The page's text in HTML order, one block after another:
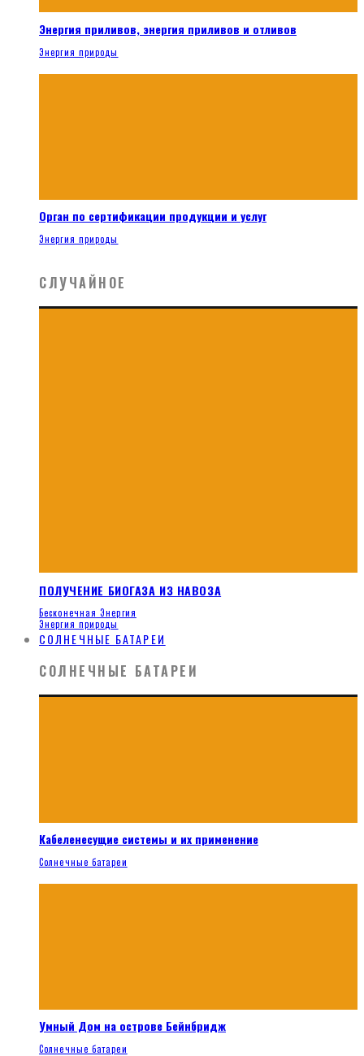
Энергия приливов, энергия приливов и отливов
Энергия природы
Орган по сертификации продукции и услуг
Энергия природы
СЛУЧАЙНОЕ
ПОЛУЧЕНИЕ БИОГАЗА ИЗ НАВОЗА
Бесконечная Энергия
Энергия природы
СОЛНЕЧНЫЕ БАТАРЕИ
СОЛНЕЧНЫЕ БАТАРЕИ
Кабеленесущие системы и их применение
Солнечные батареи
Умный Дом на острове Бейнбридж
Солнечные батареи